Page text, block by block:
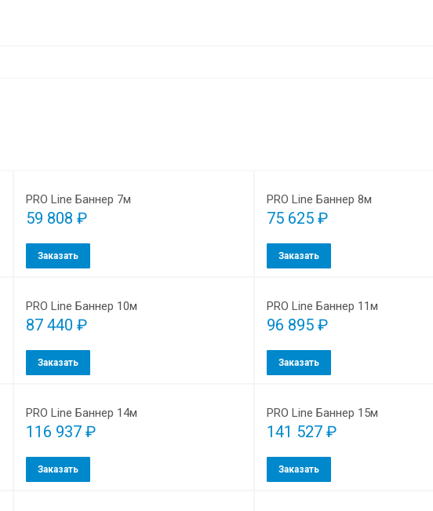
PRO Line Баннер 7м
59 808 ₽
Заказать
PRO Line Баннер 8м
75 625 ₽
Заказать
PRO Line Баннер 10м
87 440 ₽
Заказать
PRO Line Баннер 11м
96 895 ₽
Заказать
PRO Line Баннер 14м
116 937 ₽
Заказать
PRO Line Баннер 15м
141 527 ₽
Заказать